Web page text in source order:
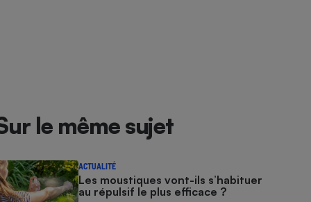
le même sujet
ACTUALITÉ
Les moustiques vont-ils s’habituer
au répulsif le plus efficace ?